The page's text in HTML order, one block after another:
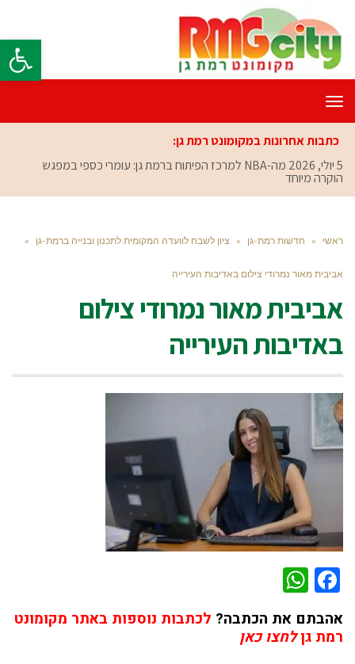
פתח
תפריט
כתבות אחרונות במקומונט רמת גן:
5 יולי, 2026
מה-NBA למרכז הפיתוח ברמת גן: עומרי כספי במפגש
הוקרה מיוחד
ראשי » חדשות רמת-גן » ציון לשבח לוועדה המקומית לתכנון ובנייה ברמת-גן »
אביבית מאור נמרודי צילום באדיבות העירייה
אביבית מאור נמרודי צילום
באדיבות העירייה
Facebook
אהבתם את הכתבה? לכתבות נוספות באתר מקומונט
רמת גןלחצו כאן